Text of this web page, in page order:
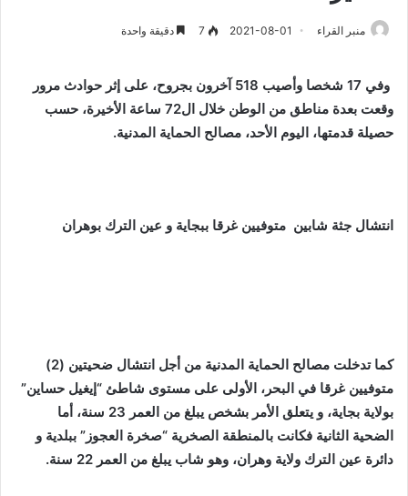
منبر القراء 2021-08-01
7 دقيقة واحدة
وفي 17 شخصا وأصيب 518 آخرون بجروح، على إثر حوادث مرور
وقعت بعدة مناطق من الوطن خلال ال72 ساعة الأخيرة، حسب
حصيلة قدمتها، اليوم الأحد، مصالح الحماية المدنية.
انتشال جثة شابين متوفيين غرقا ببجاية و عين الترك بوهران
كما تدخلت مصالح الحماية المدنية من أجل انتشال ضحيتين (2)
متوفيين غرقا في البحر، الأولى على مستوى شاطئ “إيغيل حساين”
بولاية بجاية، و يتعلق الأمر بشخص يبلغ من العمر 23 سنة، أما
الضحية الثانية فكانت بالمنطقة الصخرية “صخرة العجوز” ببلدية و
دائرة عين الترك ولاية وهران، وهو شاب يبلغ من العمر 22 سنة.